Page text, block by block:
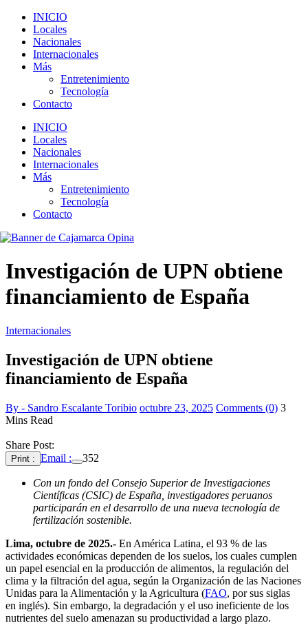
INICIO
Locales
Nacionales
Internacionales
Más
Entretenimiento
Tecnología
Contacto
INICIO
Locales
Nacionales
Internacionales
Más
Entretenimiento
Tecnología
Contacto
Investigación de UPN obtiene
financiamiento de España
Internacionales
Investigación de UPN obtiene
financiamiento de España
By - Sandro Escalante Toribio octubre 23, 2025 Comments (0) 3
Mins Read
Share Post:
Print : Email : 352
Con un fondo del Consejo Superior de Investigaciones
Científicas (CSIC) de España, investigadores peruanos
participarán en el desarrollo de una nueva tecnología de
fertilización sostenible.
Lima, octubre de 2025.- En América Latina, el 93 % de las
actividades económicas dependen de los suelos, los cuales cumplen
un papel esencial en la producción de alimentos, la regulación del
clima y la filtración del agua, según la Organización de las Naciones
Unidas para la Alimentación y la Agricultura (FAO, por sus siglas
en inglés). Sin embargo, la degradación y el uso ineficiente de los
nutrientes del suelo amenazan su productividad a largo plazo.